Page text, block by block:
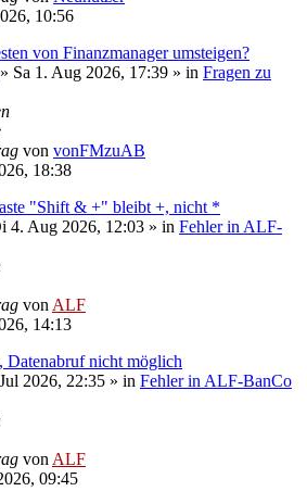
10:56
von Finanzmanager umsteigen?
» Sa 1. Aug 2026, 17:39 » in Fragen zu
von vonFMzuAB
18:38
"Shift & +" bleibt +, nicht *
4. Aug 2026, 12:03 » in Fehler in ALF-
von ALF
14:13
Datenabruf nicht möglich
2026, 22:35 » in Fehler in ALF-BanCo
von ALF
09:45